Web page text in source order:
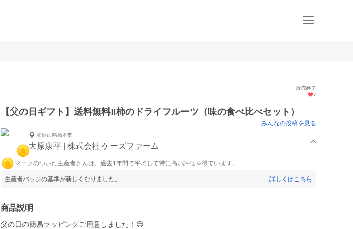
販売終了
7
【父の日ギフト】送料無料‼︎柿のドライフルーツ（味の食べ比べセット）
みんなの投稿を見る
和歌山県橋本市
大原康平 | 株式会社 ケーズファーム
マークのついた生産者さんは、過去1年間で平均して特に高い評価を得ています。
生産者バッジの基準が新しくなりました。 詳しくはこちら
商品説明
父の日の簡易ラッピングご用意しました！😊